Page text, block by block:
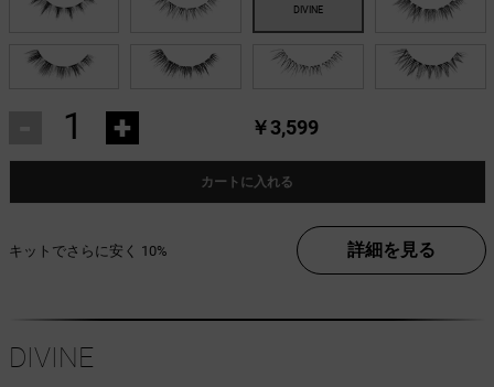
+ ￥3,599
カートに入れる
キットでさらに安く 10% 詳細を見る
DIVINE